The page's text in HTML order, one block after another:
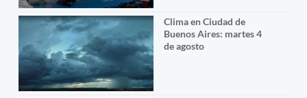
Clima en Ciudad de
Buenos Aires: martes 4
de agosto